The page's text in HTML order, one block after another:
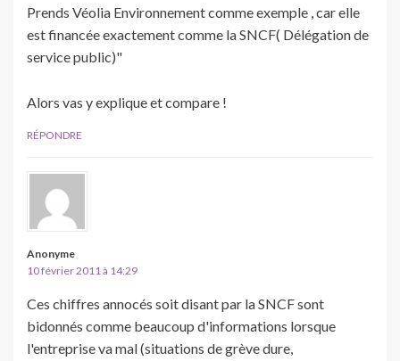
Prends Véolia Environnement comme exemple , car elle
est financée exactement comme la SNCF( Délégation de
service public)"
Alors vas y explique et compare !
RÉPONDRE
Anonyme
10 février 2011 à 14:29
Ces chiffres annocés soit disant par la SNCF sont
bidonnés comme beaucoup d'informations lorsque
l'entreprise va mal (situations de grève dure,